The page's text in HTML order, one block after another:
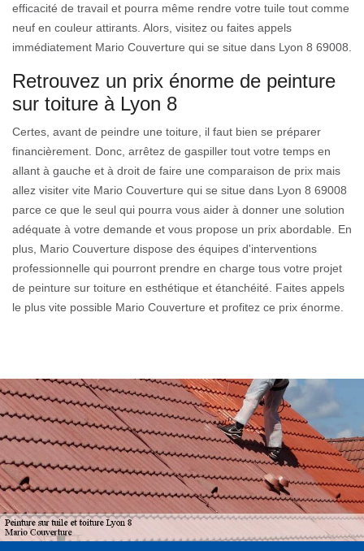
efficacité de travail et pourra même rendre votre tuile tout comme
neuf en couleur attirants. Alors, visitez ou faites appels
immédiatement Mario Couverture qui se situe dans Lyon 8 69008.
Retrouvez un prix énorme de peinture
sur toiture à Lyon 8
Certes, avant de peindre une toiture, il faut bien se préparer
financièrement. Donc, arrêtez de gaspiller tout votre temps en
allant à gauche et à droit de faire une comparaison de prix mais
allez visiter vite Mario Couverture qui se situe dans Lyon 8 69008
parce ce que le seul qui pourra vous aider à donner une solution
adéquate à votre demande et vous propose un prix abordable. En
plus, Mario Couverture dispose des équipes d'interventions
professionnelle qui pourront prendre en charge tous votre projet
de peinture sur toiture en esthétique et étanchéité. Faites appels
le plus vite possible Mario Couverture et profitez ce prix énorme.